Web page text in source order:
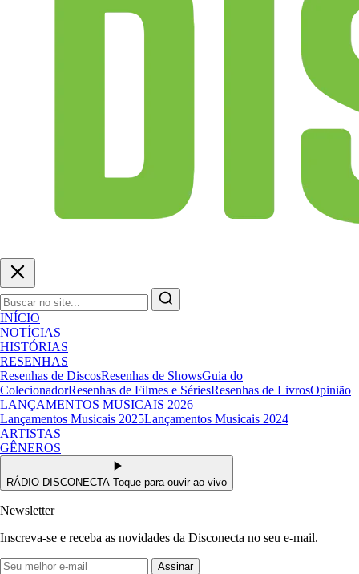
INÍCIO
NOTÍCIAS
HISTÓRIAS
RESENHAS
Resenhas de DiscosResenhas de ShowsGuia do
ColecionadorResenhas de Filmes e SériesResenhas de LivrosOpinião
LANÇAMENTOS MUSICAIS 2026
Lançamentos Musicais 2025Lançamentos Musicais 2024
ARTISTAS
GÊNEROS
RÁDIO DISCONECTA Toque para ouvir ao vivo
Newsletter
Inscreva-se e receba as novidades da Disconecta no seu e-mail.
Assinar